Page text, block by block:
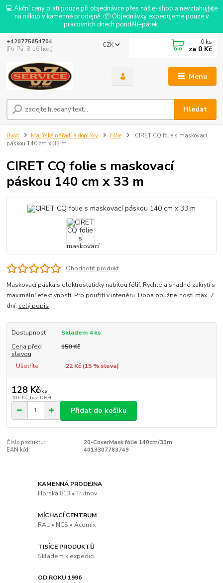
💻 Akční ceny platí pouze při objednávce přes náš e-shop a nevztahují se
na nákup v kamenné prodejně. 📦 Objednávky expedujeme pouze v
pracovních dnech pondělí–pátek.
Menu
CZK
Hledat
+420775654704
(Po-Pá, 8-16 hod.)
0 ks
za 0 Kč
Úvod Malířské nářadí a doplňky Fólie
CIRET CQ folie s maskovací
páskou 140 cm x 33 m
CIRET CQ folie s maskovací
páskou 140 cm x 33 m
Ohodnotit produkt
Maskovací páska s elektrostaticky nabitou fólií. Rychlé a snadné zakrytí s
maximální efektivností. Pro použití v interiéru. Doba použitelnosti max. 7
dní. celý popis
Dostupnost
Skladem 4 ks
Cena před
slevou
150 Kč
Ušetříte 22 Kč (15% sleva)
128 Kč/ks
106 Kč bez DPH
Přidat do košíku
Číslo produktu:
20-CoverMask fólie 140cm/33m
EAN kód:
4013307783749
KAMENNÁ PRODEJNA
Horská 813 • Trutnov
MÍCHACÍ CENTRUM
RAL • NCS • Acomix
TISÍCE PRODUKTŮ
Skladem k expedici
OD ROKU 1996